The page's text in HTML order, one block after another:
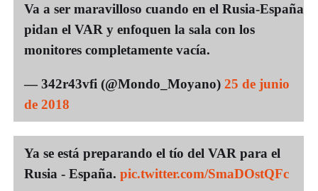
Va a ser maravilloso cuando en el Rusia-España
pidan el VAR y enfoquen la sala con los
monitores completamente vacía.
— 342r43vfi (@Mondo_Moyano) 25 de junio
de 2018
Ya se está preparando el tío del VAR para el
Rusia - España. pic.twitter.com/SmaDOstQFc